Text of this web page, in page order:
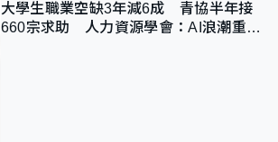
大學生職業空缺3年減6成 青協半年接
660宗求助 人力資源學會：AI浪潮重整